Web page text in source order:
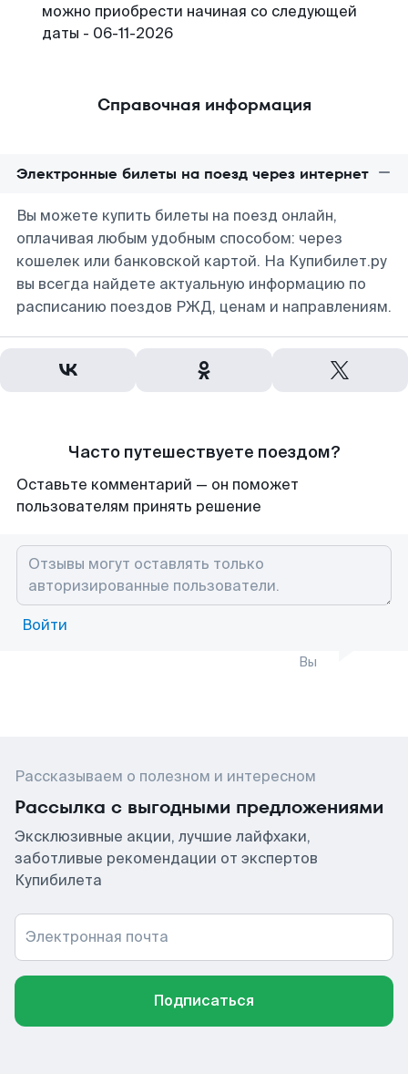
можно приобрести начиная со следующей
даты - 06-11-2026
Справочная информация
Электронные билеты на поезд через интернет
Вы можете купить билеты на поезд онлайн,
оплачивая любым удобным способом: через
кошелек или банковской картой. На Купибилет.ру
вы всегда найдете актуальную информацию по
расписанию поездов РЖД, ценам и направлениям.
Часто путешествуете поездом?
Оставьте комментарий — он поможет
пользователям принять решение
Войти
Вы
Рассказываем о полезном и интересном
Рассылка с выгодными предложениями
Эксклюзивные акции, лучшие лайфхаки,
заботливые рекомендации от экспертов
Купибилета
Электронная почта
Подписаться